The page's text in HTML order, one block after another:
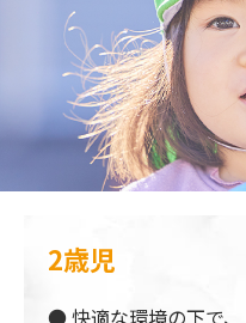
2歳児
快適な環境の下で、